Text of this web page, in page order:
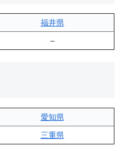
福井県
–
愛知県
三重県